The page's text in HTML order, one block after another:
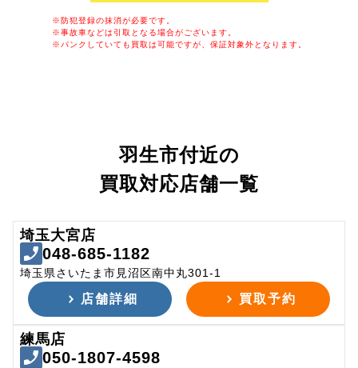
※防犯登録の抹消が必要です。
※事故車などは引取となる場合がございます。
※パンクしていても買取は可能ですが、保証対象外となります。
羽生市付近の
買取対応店舗一覧
埼玉大宮店
048-685-1182
埼玉県さいたま市見沼区南中丸301-1
店舗詳細 買取予約
練馬店
050-1807-4598